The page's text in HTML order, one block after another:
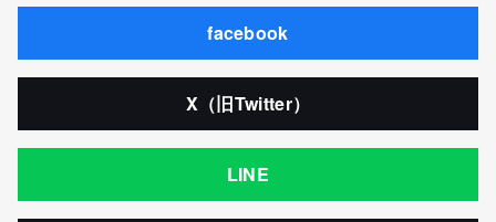
facebook
X（旧Twitter）
LINE